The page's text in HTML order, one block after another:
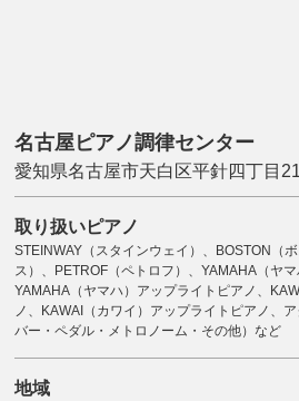
名古屋ピアノ調律センター
愛知県名古屋市天白区平針四丁目
取り扱いピアノ
STEINWAY（スタインウェイ）、BOSTON（
ス）、PETROF（ペトロフ）、YAMAHA（ヤマ
YAMAHA（ヤマハ）アップライトピアノ、
ノ、KAWAI（カワイ）アップライトピアノ、
バー・ペダル・メトロノーム・その他）など
地域